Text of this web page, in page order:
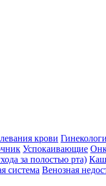
крови
Успокаивающие
за полостью рта)
система Венозная